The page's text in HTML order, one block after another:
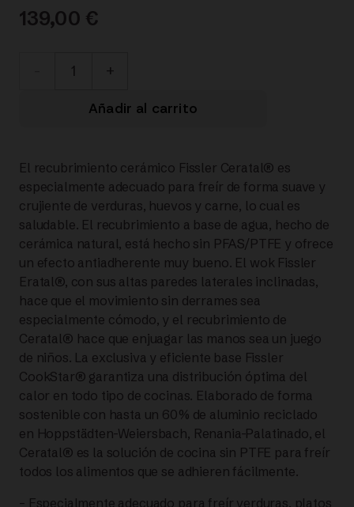
139,00 €
100/0
Ceratal®
Orbit
Black
Wok
30
CM |
FISSLER
cantidad
Añadir al carrito
El recubrimiento cerámico Fissler Ceratal® es
especialmente adecuado para freír de forma suave y
crujiente de verduras, huevos y carne, lo cual es
saludable. El recubrimiento a base de agua, hecho de
cerámica natural, está hecho sin PFAS/PTFE y ofrece
un efecto antiadherente muy bueno. El wok Fissler
Eratal®, con sus altas paredes laterales inclinadas,
hace que el movimiento sin derrames sea
especialmente cómodo, y el recubrimiento de
Ceratal® hace que enjuagar las manos sea un juego
de niños. La exclusiva y eficiente base Fissler
CookStar® garantiza una distribución óptima del
calor en todo tipo de cocinas. Elaborado de forma
sostenible con hasta un 60% de aluminio reciclado
en Hoppstädten-Weiersbach, Renania-Palatinado, el
Ceratal® es la solución de cocina sin PTFE para freír
todos los alimentos que se adhieren fácilmente.
– Especialmente adecuado para freír verduras, platos